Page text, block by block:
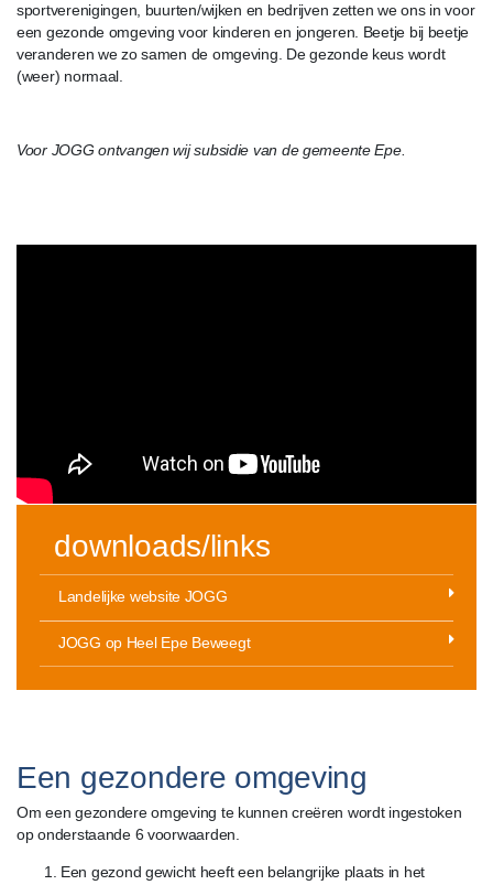
sportverenigingen, buurten/wijken en bedrijven zetten we ons in voor
een gezonde omgeving voor kinderen en jongeren. Beetje bij beetje
veranderen we zo samen de omgeving. De gezonde keus wordt
(weer) normaal.
Voor JOGG ontvangen wij subsidie van de gemeente Epe.
downloads/links
Landelijke website JOGG
JOGG op Heel Epe Beweegt
Een gezondere omgeving
Om een gezondere omgeving te kunnen creëren wordt ingestoken
op onderstaande 6 voorwaarden.
Een gezond gewicht heeft een belangrijke plaats in het